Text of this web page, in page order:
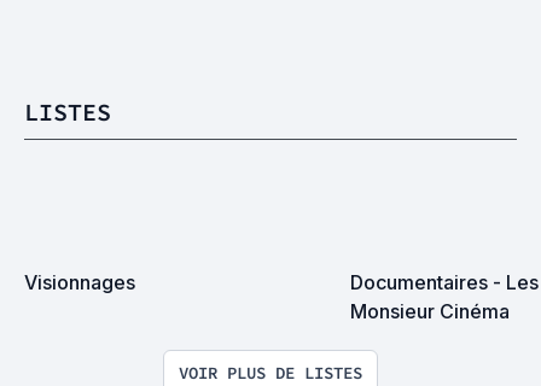
LISTES
Visionnages
Documentaires -
Monsieur Cinéma
VOIR PLUS DE LISTES